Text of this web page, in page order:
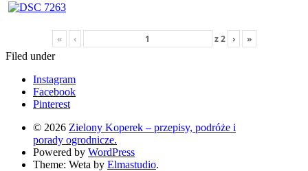
« ‹ z2 ›
»
Filed under
Instagram
Facebook
Pinterest
© 2026 Zielony Koperek – przepisy, podróże i
porady ogrodnicze.
Powered by WordPress
Theme: Weta by Elmastudio.